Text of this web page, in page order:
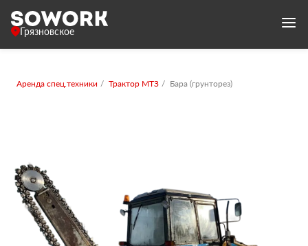
Грязновское
Аренда спец.техники Трактор МТЗ Бара (грунторез)